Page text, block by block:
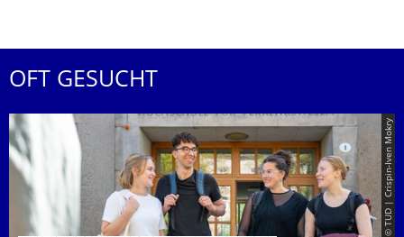
OFT GESUCHT
© TUD | Crispin-Iven Mokry